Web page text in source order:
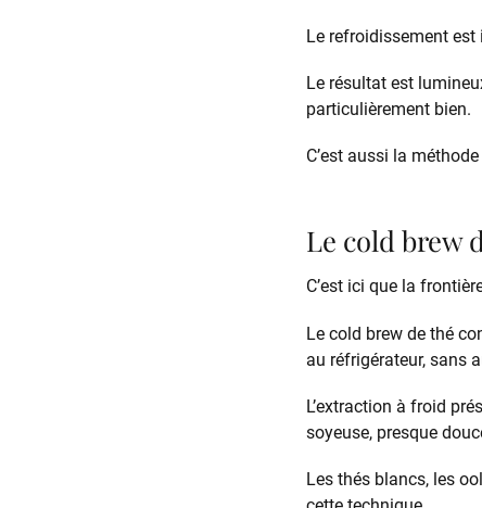
Le refroidissement est
Le résultat est
particulièrement bien.
C’est aussi la
Le cold brew
C’est ici que la
Le cold brew de thé
au réfrigérateur, sans
L’extraction à froid
soyeuse, presque
Les thés blancs, les